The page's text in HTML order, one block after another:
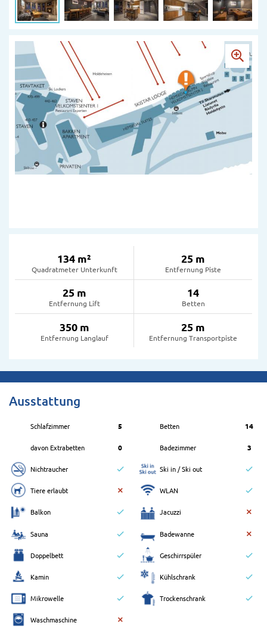
134 m²
Quadratmeter Unterkunft
25 m
Entfernung Piste
25 m
Entfernung Lift
14
Betten
350 m
Entfernung Langlauf
25 m
Entfernung Transportpiste
Ausstattung
Schlafzimmer 5 Betten 14
davon Extrabetten 0 Badezimmer 3
Nichtraucher Ski in / Ski out
Tiere erlaubt WLAN
Balkon Jacuzzi
Sauna Badewanne
Doppelbett Geschirrspüler
Kamin Kühlschrank
Mikrowelle Trockenschrank
Waschmaschine